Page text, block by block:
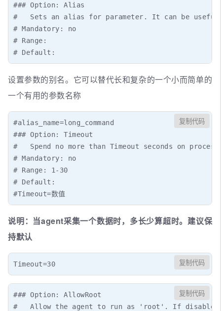
### Option: Alias
#   Sets an alias for parameter. It can be useful
# Mandatory: no
# Range:
# Default:
设置参数的别名。它可以替代长和复杂的一个小而简单的
一个有用的参数名称
#alias_name=long_command
### Option: Timeout
#   Spend no more than Timeout seconds on
# Mandatory: no
# Range: 1-30
# Default:
#Timeout=数值
复制代码
说明：当agent采集一个数据时，多长少算超时。建议保
持默认
Timeout=30 复制代码
### Option: AllowRoot
#   Allow the agent to run as 'root'. If
复制代码